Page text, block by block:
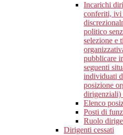
Incarichi
conferiti, ivi
politico
selezione e
pubblicare
seguenti
individuati
posizione
dirigenziali)
Elenco
Posti di
Ruolo
Dirigenti cessati